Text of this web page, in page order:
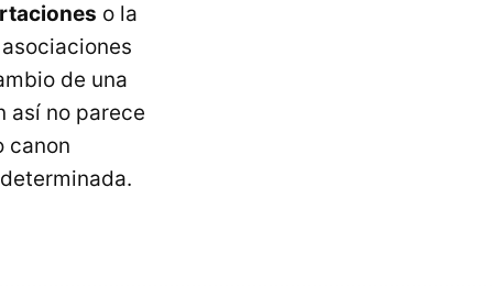
o la
de una
así no parece
canon